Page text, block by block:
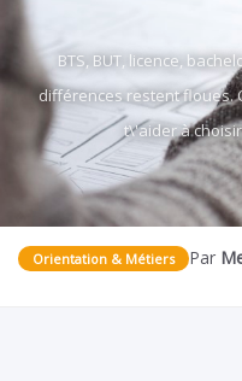
BTS, BUT, licence,
différences restent floues.
t\'aider à
Orientation & Métiers Par